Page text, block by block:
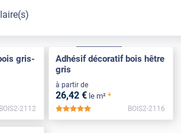
gris-
BOIS2-2112
Adhésif décoratif bois hêtre
gris
à partir de
26,42 € le m² *
BOIS2-2116